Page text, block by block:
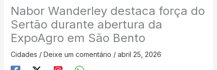
Nabor Wanderley destaca força do
Sertão durante abertura da
ExpoAgro em São Bento
Cidades / Deixe um comentário / abril 25, 2026